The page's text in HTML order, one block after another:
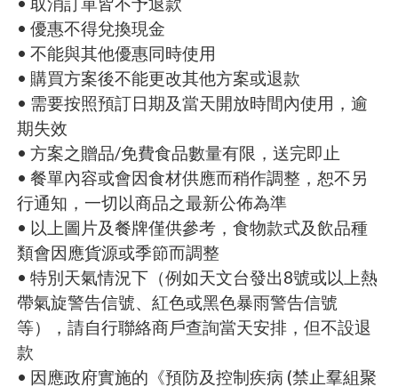
• 優惠不得兌換現金
• 不能與其他優惠同時使用
• 購買方案後不能更改其他方案或退款
• 需要按照預訂日期及當天開放時間內使用，逾
期失效
• 方案之贈品/免費食品數量有限，送完即止
• 餐單內容或會因食材供應而稍作調整，恕不另
行通知，一切以商品之最新公佈為準
• 以上圖片及餐牌僅供參考，食物款式及飲品種
類會因應貨源或季節而調整
• 特別天氣情況下（例如天文台發出8號或以上熱
帶氣旋警告信號、紅色或黑色暴雨警告信號
等），請自行聯絡商戶查詢當天安排，但不設退
款
• 因應政府實施的《預防及控制疾病 (禁止羣組聚